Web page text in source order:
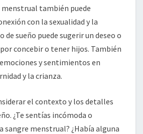
menstrual también puede
con la sexualidad y la
sueño puede sugerir un deseo o
concebir o tener hijos. También
y sentimientos en
y la crianza.
el contexto y los detalles
¿Te sentías incómoda o
sangre menstrual? ¿Había alguna